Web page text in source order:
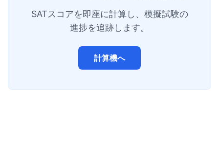
SATスコアを即座に計算し、模擬試験の
進捗を追跡します。
計算機へ